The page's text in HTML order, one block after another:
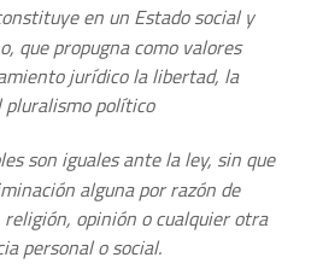
en un Estado social y
que propugna como valores
jurídico la libertad, la
pluralismo político
son iguales ante la ley, sin que
alguna por razón de
opinión o cualquier otra
personal o social.